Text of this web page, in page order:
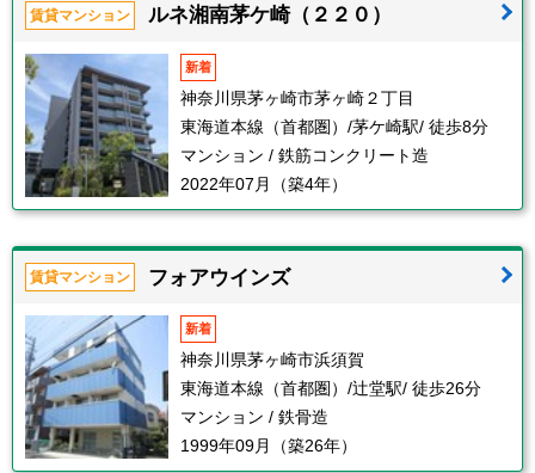
賃貸マンション ルネ湘南茅ケ崎（２２０）
新着
神奈川県茅ヶ崎市茅ヶ崎２丁目
東海道本線（首都圏）/茅ケ崎駅/ 徒歩8分
マンション / 鉄筋コンクリート造
2022年07月（築4年）
賃貸マンション フォアウインズ
新着
神奈川県茅ヶ崎市浜須賀
東海道本線（首都圏）/辻堂駅/ 徒歩26分
マンション / 鉄骨造
1999年09月（築26年）